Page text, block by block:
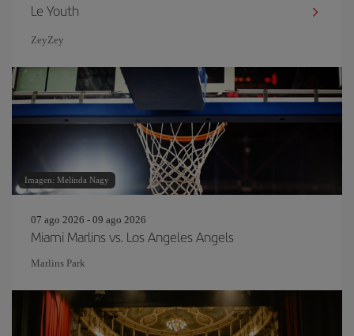
Le Youth
ZeyZey
Imagen: Melinda Nagy
07 ago 2026 - 09 ago 2026
Miami Marlins vs. Los Angeles Angels
Marlins Park